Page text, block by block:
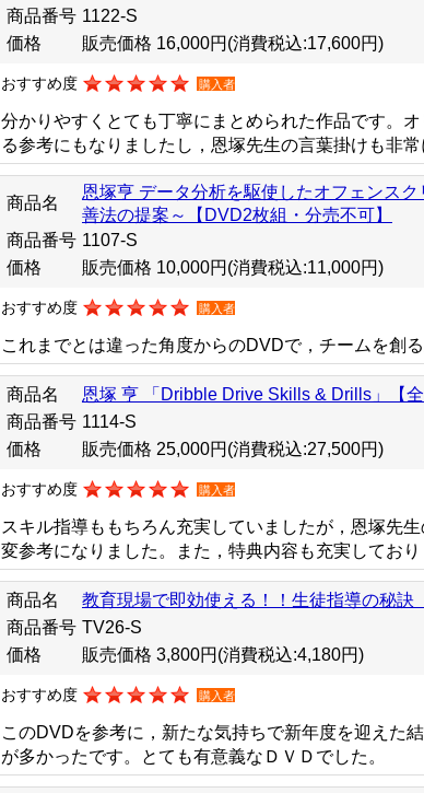
商品番号 1122-S
価格
販売価格 16,000円 (消費税込:17,600円)
おすすめ度 購入者
分かりやすくとても丁寧にまとめられた作品です。
る参考にもなりましたし，恩塚先生の言葉掛けも非常
商品名
恩塚亨 データ分析を駆使したオフェンス
善法の提案～【DVD2枚組・分売不可】
商品番号 1107-S
価格
販売価格 10,000円 (消費税込:11,000円)
おすすめ度 購入者
これまでとは違った角度からのDVDで，チームを創
商品名
恩塚 亨 「Dribble Drive Skills & Drills」【全
商品番号 1114-S
価格
販売価格 25,000円 (消費税込:27,500円)
おすすめ度 購入者
スキル指導ももちろん充実していましたが，恩塚先
変参考になりました。また，特典内容も充実しており
商品名
教育現場で即効使える！！生徒指導の秘訣
商品番号 TV26-S
価格
販売価格 3,800円 (消費税込:4,180円)
おすすめ度 購入者
このDVDを参考に，新たな気持ちで新年度を迎えた
が多かったです。とても有意義なＤＶＤでした。